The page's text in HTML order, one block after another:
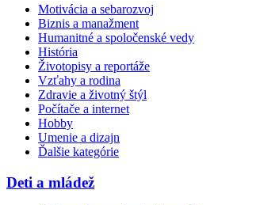
Motivácia a sebarozvoj
Biznis a manažment
Humanitné a spoločenské vedy
História
Životopisy a reportáže
Vzťahy a rodina
Zdravie a životný štýl
Počítače a internet
Hobby
Umenie a dizajn
Ďalšie kategórie
Deti a mládež